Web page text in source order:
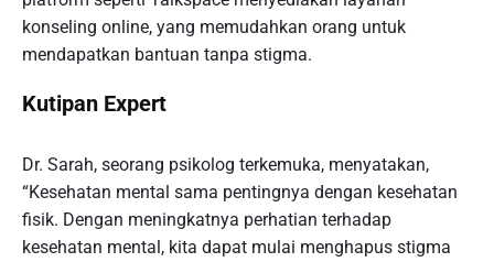
konseling online, yang memudahkan orang untuk
mendapatkan bantuan tanpa stigma.
Kutipan Expert
Dr. Sarah, seorang psikolog terkemuka, menyatakan,
“Kesehatan mental sama pentingnya dengan kesehatan
fisik. Dengan meningkatnya perhatian terhadap
kesehatan mental, kita dapat mulai menghapus stigma